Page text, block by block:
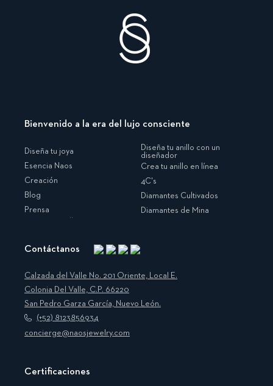
Bienvenido a la era del lujo consciente
Diseña tu joya
Esencia Naos
Creación
Blog
Prensa
Diseña tu anillo con un
diseñador
Crea tu anillo en línea
4C's
Diamantes Cultivados
Diamantes de Mina
Contáctanos
Instagram
Facebook
Translation
missing:
es.general.social.links.linkedin
Pinterest
Calzada del Valle No. 201 Oriente, Local E.
Colonia Del Valle, C.P. 66220
San Pedro Garza García, Nuevo León.
(+52) 8123856934
concierge@naosjewelry.com
Certificaciones